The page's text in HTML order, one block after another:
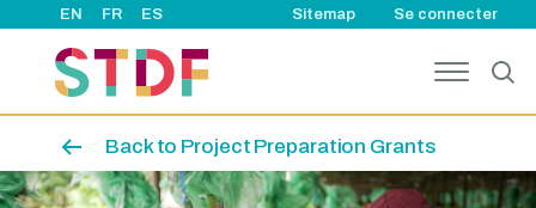
Aller au contenu principal
EN FR ES Sitemap User account
Se connecter
Back to Project Preparation Grants
Image